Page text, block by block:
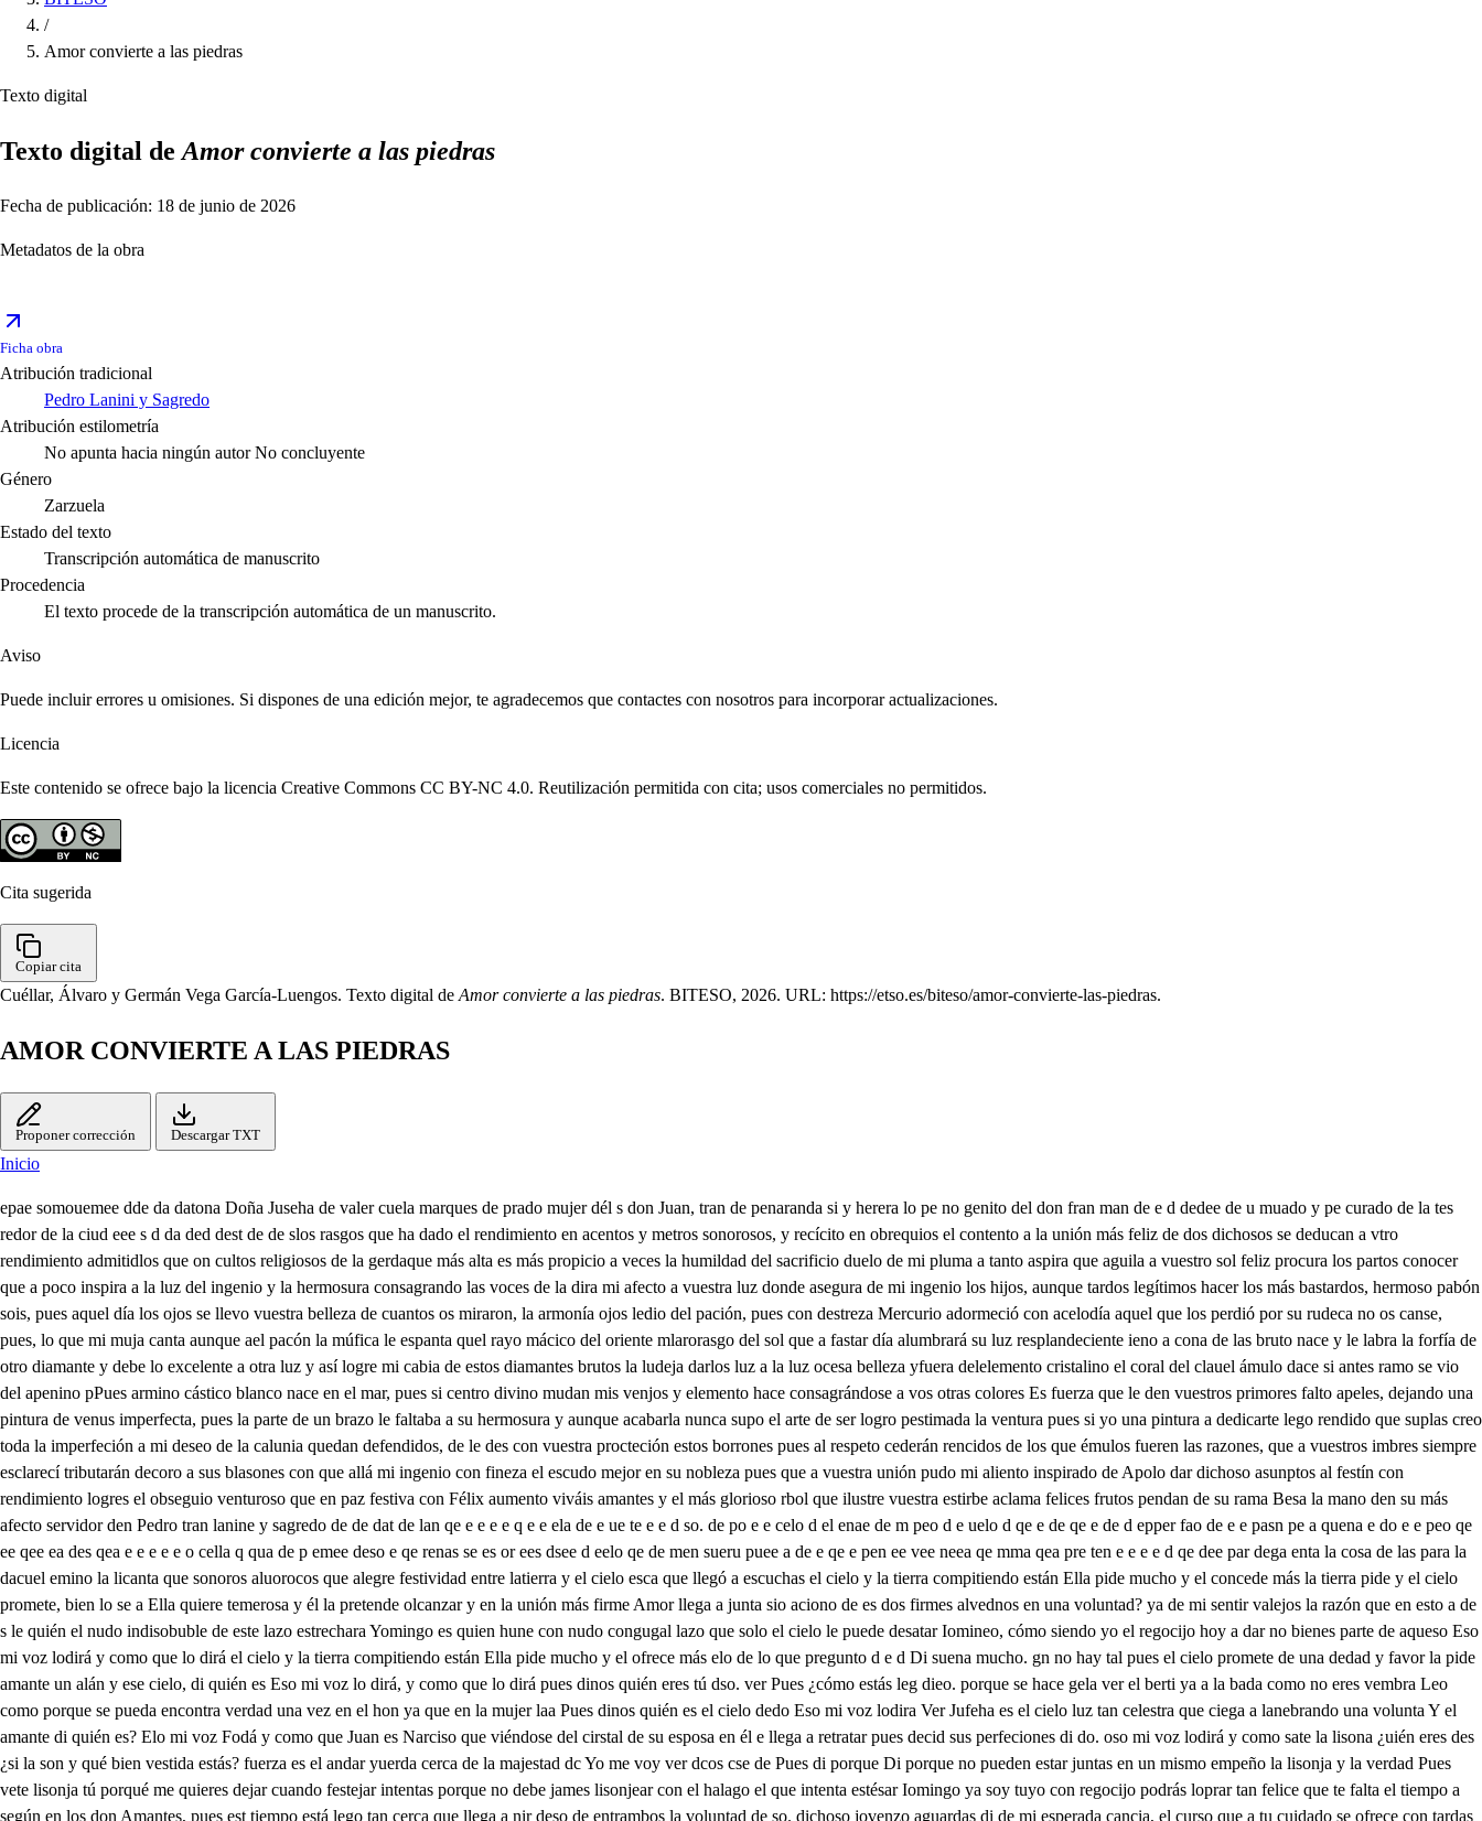
/
Amor convierte a las piedras
Texto digital
Texto digital de Amor convierte a las piedras
Fecha de publicación: 18 de junio de 2026
Metadatos de la obra
Ficha obra
Atribución tradicional
Pedro Lanini y Sagredo
Atribución estilometría
No apunta hacia ningún autor No concluyente
Género
Zarzuela
Estado del texto
Transcripción automática de manuscrito
Procedencia
El texto procede de la transcripción automática de un manuscrito.
Aviso
Puede incluir errores u omisiones. Si dispones de una edición mejor, te agradecemos que contactes con nosotros para incorporar actualizaciones.
Licencia
Este contenido se ofrece bajo la licencia Creative Commons CC BY-NC 4.0. Reutilización permitida con cita; usos comerciales no permitidos.
Cita sugerida
Copiar cita
Cuéllar, Álvaro y Germán Vega García-Luengos. Texto digital de Amor convierte a las piedras. BITESO, 2026. URL: https://etso.es/biteso/amor-convierte-las-piedras.
AMOR CONVIERTE A LAS PIEDRAS
Proponer corrección Descargar TXT
Inicio
epae somouemee dde da datona Doña Juseha de valer cuela marques de prado mujer dél s don Juan, tran de penaranda si y herera lo pe no genito del don fran man de e d dedee de u muado y pe curado de la tes redor de la ciud eee s d da ded dest de de slos rasgos que ha dado el rendimiento en acentos y metros sonorosos, y recícito en obrequios el contento a la unión más feliz de dos dichosos se deducan a vtro rendimiento admitidlos que on cultos religiosos de la gerdaque más alta es más propicio a veces la humildad del sacrificio duelo de mi pluma a tanto aspira que aguila a vuestro sol feliz procura los partos conocer que a poco inspira a la luz del ingenio y la hermosura consagrando las voces de la dira mi afecto a vuestra luz donde asegura de mi ingenio los hijos, aunque tardos legítimos hacer los más bastardos, hermoso pabón sois, pues aquel día los ojos se llevo vuestra belleza de cuantos os miraron, la armonía ojos ledio del pación, pues con destreza Mercurio adormeció con acelodía aquel que los perdió por su rudeca no os canse, pues, lo que mi muja canta aunque ael pacón la múfica le espanta quel rayo mácico del oriente mlarorasgo del sol que a fastar día alumbrará su luz resplandeciente ieno a cona de las bruto nace y le labra la forfía de otro diamante y debe lo excelente a otra luz y así logre mi cabia de estos diamantes brutos la ludeja darlos luz a la luz ocesa belleza yfuera delelemento cristalino el coral del clauel ámulo dace si antes ramo se vio del apenino pPues armino cástico blanco nace en el mar, pues si centro divino mudan mis venjos y elemento hace consagrándose a vos otras colores Es fuerza que le den vuestros primores falto apeles, dejando una pintura de venus imperfecta, pues la parte de un brazo le faltaba a su hermosura y aunque acabarla nunca supo el arte de ser logro pestimada la ventura pues si yo una pintura a dedicarte lego rendido que suplas creo toda la imperfeción a mi deseo de la calunia quedan defendidos, de le des con vuestra procteción estos borrones pues al respeto cederán rencidos de los que émulos fueren las razones, que a vuestros imbres siempre esclarecí tributarán decoro a sus blasones con que allá mi ingenio con fineza el escudo mejor en su nobleza pues que a vuestra unión pudo mi aliento inspirado de Apolo dar dichoso asunptos al festín con rendimiento logres el obseguio venturoso que en paz festiva con Félix aumento viváis amantes y el más glorioso rbol que ilustre vuestra estirbe aclama felices frutos pendan de su rama Besa la mano den su más afecto servidor den Pedro tran lanine y sagredo de de dat de lan qe e e e e q e e ela de e ue te e e d so. de po e e celo d el enae de m peo d e uelo d qe e de qe e de d epper fao de e e pasn pe a quena e do e e peo qe ee qee ea des qea e e e e e o cella q qua de p emee deso e qe renas se es or ees dsee d eelo qe de men sueru puee a de e qe e pen ee vee neea qe mma qea pre ten e e e e d qe dee par dega enta la cosa de las para la dacuel emino la licanta que sonoros aluorocos que alegre festividad entre latierra y el cielo esca que llegó a escuchas el cielo y la tierra compitiendo están Ella pide mucho y el concede más la tierra pide y el cielo promete, bien lo se a Ella quiere temerosa y él la pretende olcanzar y en la unión más firme Amor llega a junta sio aciono de es dos firmes alvednos en una voluntad? ya de mi sentir valejos la razón que en esto a de s le quién el nudo indisobuble de este lazo estrechara Yomingo es quien hune con nudo congugal lazo que solo el cielo le puede desatar Iomineo, cómo siendo yo el regocijo hoy a dar no bienes parte de aqueso Eso mi voz lodirá y como que lo dirá el cielo y la tierra compitiendo están Ella pide mucho y el ofrece más elo de lo que pregunto d e d Di suena mucho. gn no hay tal pues el cielo promete de una dedad y favor la pide amante un alán y ese cielo, di quién es Eso mi voz lo dirá, y como que lo dirá pues dinos quién eres tú dso. ver Pues ¿cómo estás leg dieo. porque se hace gela ver el berti ya a la bada como no eres vembra Leo como porque se pueda encontra verdad una vez en el hon ya que en la mujer laa Pues dinos quién es el cielo dedo Eso mi voz lodira Ver Jufeha es el cielo luz tan celestra que ciega a lanebrando una volunta Y el amante di quién es? Elo mi voz Fodá y como que Juan es Narciso que viéndose del cirstal de su esposa en él e llega a retratar pues decid sus perfeciones di do. oso mi voz lodirá y como sate la lisona ¿uién eres des ¿si la son y qué bien vestida estás? fuerza es el andar yuerda cerca de la majestad dc Yo me voy ver dcos cse de Pues di porque Di porque no pueden estar juntas en un mismo empeño la lisonja y la verdad Pues vete lisonja tú porqué me quieres dejar cuando festejar intentas porque no debe james lisonjear con el halago el que intenta estésar Iomingo ya soy tuyo con regocijo podrás loprar tan felice que te falta el tiempo a según en los don Amantes, pues est tiempo está lego tan cerca que llega a nir deso de entrambos la voluntad de so. dichoso jovenzo aguardas di de mi esperada cancia, el curso que a tu cuidado se ofrece con tardas quellas el tiempo ser aunque arde a la vista te parezca esta pesadez caduca junto ael pensamiento vuela qe le l o yada verás más ahora que mi mano te opuierna mira a Elosepha austida de Majestuosas señas en la ilustre herarquía si eno a cona de las de otras deidades su premas dorado Elitial le ofrecen rendimiento a su grandeza diciendo porque te quio a tu divina presencia, vuela vuela tiempo venturoso que el amor te espera pues que ya el tiempo ha llegado Di regocijo ¿qu harás de. lleg una jarquela que es ya fertejo eleal en que cantan es dsmo es el título se de le de d pedo convierte las piedras deeno quien la encargaste a quien la ha deseado acertar más huerros de la obediencia los dora la voluntad, Pide silencio y perdón forzoso es el perdonar siendo nobleza y ingenio qQuien juiga, porque jamás el que no comete un hierro no le ha sabido culpar vivan los dos amante lacaras felices años y los cuente el guarismo Muy feliz es su estrella pues en el signo el de Jeminis vive y ella está en vngo y de entrambos las madres dgmo logren mil nietos y los den buenas noches el padrino y Madrina del desafío a justando las paces quedan dar qe e ces es ¿si cantada y representada Amor convierte las piedras venes pomaleon marte Di vulcano estruendo de guerra Mte aao estiendo mora al hemble latien de mi enojo incisado Guerra guerrá ejecútese el fuego de mi saña, el belico rumor de la campaña asuste, pues los comavos más buecos, sólo se escuchén lamentable en los montes heridos de articuladas voces y gemidos y del polvo y horror nube preñada condensándose vaya tan cerrada, que a la región llegando de mi fuego. bomite rayos de mi enojo ciego, tiemble del mundo, pues la mayor parte a las iras de un Dios a las de marte ¿Qué furor es a quese que te inflama tienes celos, señor de alguna dama, mas dírásme que soy un ignocente, pues jamás se arendido el que es valient y donde amor no hay, celos, tampoco. mas no fueras valiente a no ser loco Calla la parto, no me acuerdes calla la lid de mi furor que en la baltalla de mi afecto y rencor crece la ira por no a pagar la llama, que respira intrepido mi aliento por hallarme sujeto a un rendimiento Ése es amor, mas como aarte pudo vencer estando armado, amor desnudo Esa es mi pena, aquese mi desvelo, pues siendo yo planeta, a quien el cielo de mi ciento temblara. a no ser mi valor quien le amparara un rapaz ha podido, siendo mío que arastre mi pasión a mi Albedrío Amor y soldado, a Dios Tú serás pobre en extremo. pues que junto a la pasión los desamparados vemos. Pero dime donde vamos con este marcial estruendo a Pafho ciidad famosa Das Pues ¿a qué efecto si no me echas a perder, lo que contarte deseo de lo diré de tu voz pendiente está mi silencio dlar Ya voy contigo. como a espacio caminemos. A aquesa ciidad de Papo que ilustra a este antiguo reino de chipre, siendo gigante si en a conade las que organizado en lo excelso deoso de ese risco se desvía de la tierra como es cielo es de Venus posesión aquel divino protenpto en quien la naturaleca gasto todo lo perfecto mas no le costó al estudio mucho su hermosura, puesto que era fuerza el ser hermosa si ilustres sus padres fueron la blanca espuma del mar y la intervención del cielo aber sido esta ciudad feliz en lograr su imperio de le fue porque el ado dispuso que en ella tomase puerto en una concha o Bajel de su hermosura compuesta de si deelo pues eran remos los brazos de blanco Marfil tan terso que se dudara en él agua cuál era cristal más bello lasvelas que al viento daba era el hermoso cabello que en defensa de la envica de acabache se le hicieron la frente era plaza de Arma sieo por lo espaciosa en extremo Arcos las cejas, los ojos era lucidos santelmos timón la nariz la boca con ser un rasgo que no era el valor del bajel por bastar buenos alientos los dientes de popa a Proa eran gallardetes, siendo dos bellas sartas de algofar árbol mayor era el cuerpo lo gentil, aunque era ttan delgado por el medio que fue mucho él no quebrarse Ancoras los pies pequeños y tan breves que dudaron si tomar tierra pudieron Esta pues deidad hermosa tomo tierra en pafo, siendo admiración su hermosura de los humanos, pues ciegos Idolatras la adoraron alistante que la vieron hasta el cielo aquesta fama llego, pues hubo en el cielo quien envidio su hermosura pues las discordias nacieron. Yo hasta entonces que no había de este hechizo lisonjero de amor sabido no hizo operación el veneno de la voz de su hermosura y así en ocio contento una manana baje de ese trono que poseo a ejercitar en las fieras lo belico de mí es fueño aquesta cudad de pafo y estando el monte corriendo por señas que fue un dragón de mi brazo vil trofeo más de paso tte le pinto de te e da para pagarte lo atento hace del risco en eja ruda falda que a trechos se guarnece de esmeralda un hermoso repecho donde una boca o una cueva ha hecho el agua con rudeca por adond